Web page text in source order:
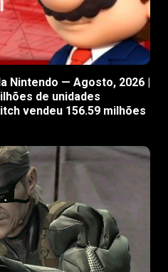
Nintendo — Agosto, 2026 |
de unidades
vendeu 156.59 milhões